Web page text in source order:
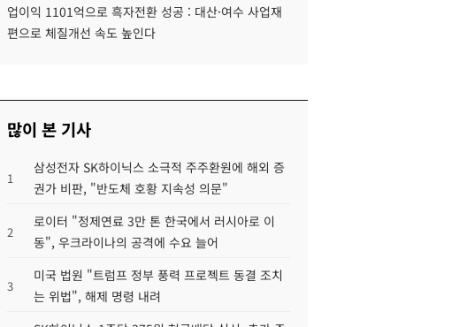
업이익 1101억으로 흑자전환 성공 : 대산·여수 사업재
편으로 체질개선 속도 높인다
많이 본 기사
1
삼성전자 SK하이닉스 소극적 주주환원에 해외 증
권가 비판, "반도체 호황 지속성 의문"
2
로이터 "정제연료 3만 톤 한국에서 러시아로 이
동", 우크라이나의 공격에 수요 늘어
3
미국 법원 "트럼프 정부 풍력 프로젝트 동결 조치
는 위법", 해제 명령 내려